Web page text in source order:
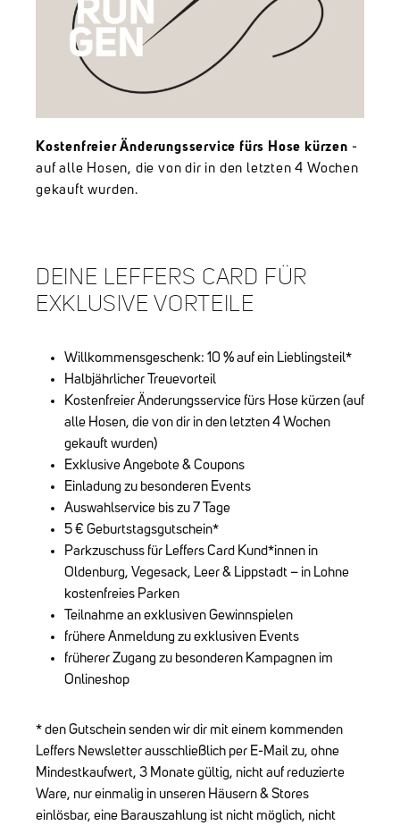
Kostenfreier Änderungsservice fürs Hose kürzen -
auf alle Hosen, die von dir in den letzten 4 Wochen
gekauft wurden.
DEINE LEFFERS CARD FÜR
EXKLUSIVE VORTEILE
Willkommensgeschenk: 10 % auf ein Lieblingsteil*
Halbjährlicher Treuevorteil
Kostenfreier Änderungsservice fürs Hose kürzen (auf
alle Hosen, die von dir in den letzten 4 Wochen
gekauft wurden)
Exklusive Angebote & Coupons
Einladung zu besonderen Events
Auswahlservice bis zu 7 Tage
5 € Geburtstagsgutschein*
Parkzuschuss für Leffers Card Kund*innen in
Oldenburg, Vegesack, Leer & Lippstadt – in Lohne
kostenfreies Parken
Teilnahme an exklusiven Gewinnspielen
frühere Anmeldung zu exklusiven Events
früherer Zugang zu besonderen Kampagnen im
Onlineshop
* den Gutschein senden wir dir mit einem kommenden
Leffers Newsletter ausschließlich per E-Mail zu, ohne
Mindestkaufwert, 3 Monate gültig, nicht auf reduzierte
Ware, nur einmalig in unseren Häusern & Stores
einlösbar, eine Barauszahlung ist nicht möglich, nicht